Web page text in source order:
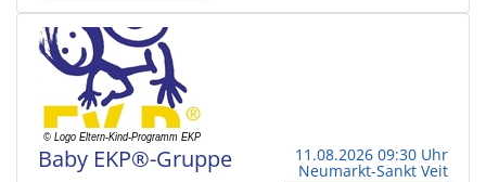
Baby EKP®-Gruppe 11.08.2026 09:30 Uhr
Neumarkt-Sankt Veit